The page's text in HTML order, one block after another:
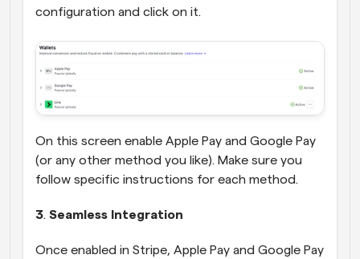
configuration and click on it.
On this screen enable Apple Pay and Google Pay
(or any other method you like). Make sure you
follow specific instructions for each method.
3. Seamless Integration
Once enabled in Stripe, Apple Pay and Google Pay